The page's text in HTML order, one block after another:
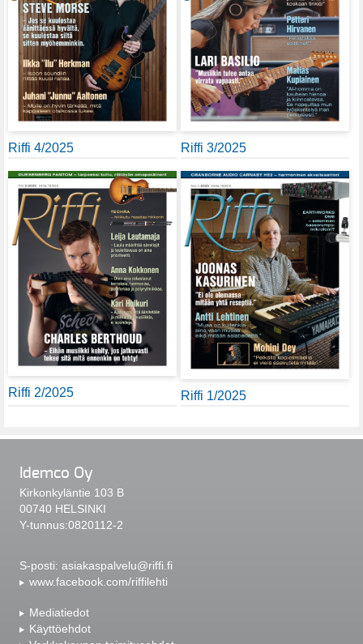
Riffi 4/2025 Riffi 3/2025
Riffi 2/2025 Riffi 1/2025
Idemco Oy
Kirkonkyläntie 103 B
00740 HELSINKI
Y-tunnus:0820112-2
S-posti: asiakaspalvelu@riffi.fi
www.facebook.com/riffilehti
Mediatiedot
Käyttöehdot